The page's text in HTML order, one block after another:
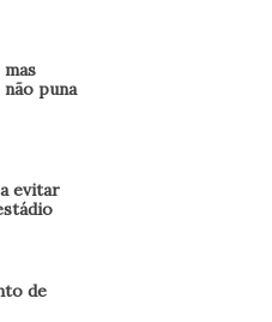
mas
puna
evitar
de